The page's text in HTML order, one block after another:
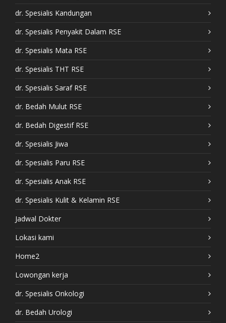
dr. Spesialis Kandungan
dr. Spesialis Penyakit Dalam RSE
dr. Spesialis Mata RSE
dr. Spesialis THT RSE
dr. Spesialis Saraf RSE
dr. Bedah Mulut RSE
dr. Bedah Digestif RSE
dr. Spesialis Jiwa
dr. Spesialis Paru RSE
dr. Spesialis Anak RSE
dr. Spesialis Kulit & Kelamin RSE
Jadwal Dokter
Lokasi kami
Home2
Lowongan kerja
dr. Spesialis Onkologi
dr. Bedah Urologi